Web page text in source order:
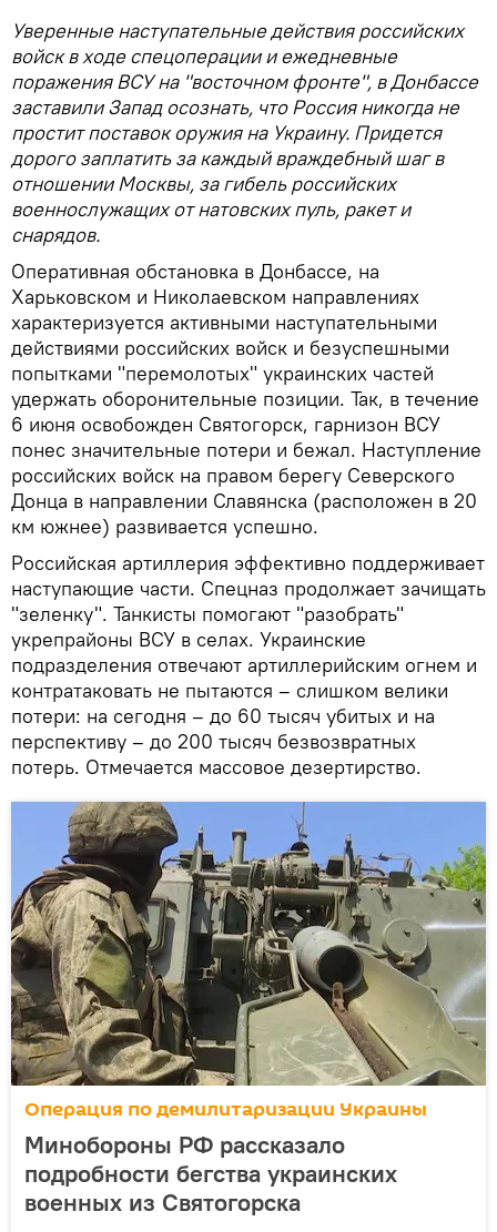
Уверенные наступательные действия российских
войск в ходе спецоперации и ежедневные
поражения ВСУ на "восточном фронте", в Донбассе
заставили Запад осознать, что Россия никогда не
простит поставок оружия на Украину. Придется
дорого заплатить за каждый враждебный шаг в
отношении Москвы, за гибель российских
военнослужащих от натовских пуль, ракет и
снарядов.
Оперативная обстановка в Донбассе, на
Харьковском и Николаевском направлениях
характеризуется активными наступательными
действиями российских войск и безуспешными
попытками "перемолотых" украинских частей
удержать оборонительные позиции. Так, в течение
6 июня освобожден Святогорск, гарнизон ВСУ
понес значительные потери и бежал. Наступление
российских войск на правом берегу Северского
Донца в направлении Славянска (расположен в 20
км южнее) развивается успешно.
Российская артиллерия эффективно поддерживает
наступающие части. Спецназ продолжает зачищать
"зеленку". Танкисты помогают "разобрать"
укрепрайоны ВСУ в селах. Украинские
подразделения отвечают артиллерийским огнем и
контратаковать не пытаются – слишком велики
потери: на сегодня – до 60 тысяч убитых и на
перспективу – до 200 тысяч безвозвратных
потерь. Отмечается массовое дезертирство.
Операция по демилитаризации Украины
Минобороны РФ рассказало
подробности бегства украинских
военных из Святогорска